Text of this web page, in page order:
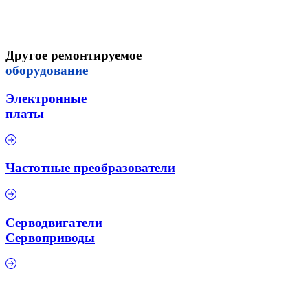
Другое ремонтируемое
оборудование
Электронные
платы
Частотные преобразователи
Серводвигатели
Сервоприводы